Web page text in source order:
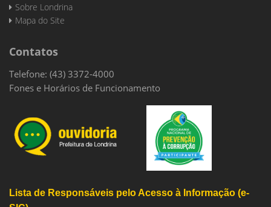
Sobre Londrina
Mapa do Site
Contatos
Telefone: (43) 3372-4000
Fones e Horários de Funcionamento
Lista de Responsáveis pelo Acesso à Informação (e-